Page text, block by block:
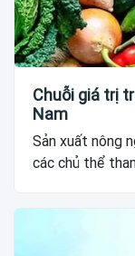
Chuỗi giá trị
Nam
Sản xuất nông
các chủ thể